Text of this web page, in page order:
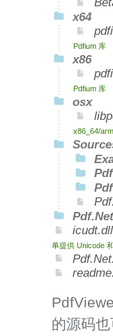
x64
Pdfium 库
x86
Pdfium 库
osx
x86_64/
icudt.dll
单提供 Unicode
的源码